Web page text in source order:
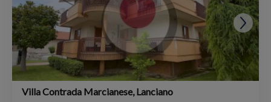
Villa Contrada Marcianese, Lanciano